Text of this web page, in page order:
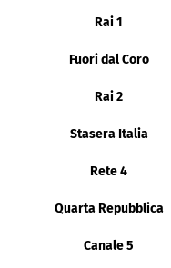
Rai 1
Fuori dal Coro
Rai 2
Stasera Italia
Rete 4
Quarta Repubblica
Canale 5